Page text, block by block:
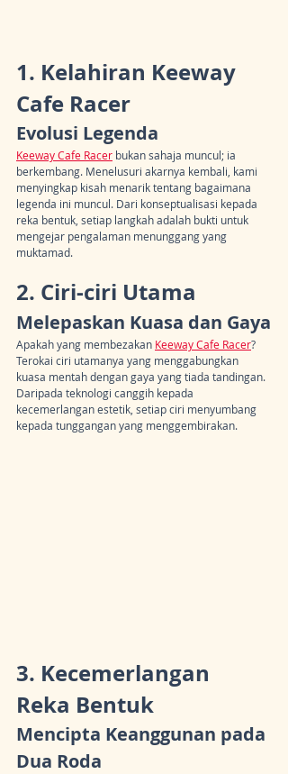
1. Kelahiran Keeway
Cafe Racer
Evolusi Legenda
Keeway Cafe Racer bukan sahaja muncul; ia
berkembang. Menelusuri akarnya kembali, kami
menyingkap kisah menarik tentang bagaimana
legenda ini muncul. Dari konseptualisasi kepada
reka bentuk, setiap langkah adalah bukti untuk
mengejar pengalaman menunggang yang
muktamad.
2. Ciri-ciri Utama
Melepaskan Kuasa dan Gaya
Apakah yang membezakan Keeway Cafe Racer?
Terokai ciri utamanya yang menggabungkan
kuasa mentah dengan gaya yang tiada tandingan.
Daripada teknologi canggih kepada
kecemerlangan estetik, setiap ciri menyumbang
kepada tunggangan yang menggembirakan.
3. Kecemerlangan
Reka Bentuk
Mencipta Keanggunan pada
Dua Roda